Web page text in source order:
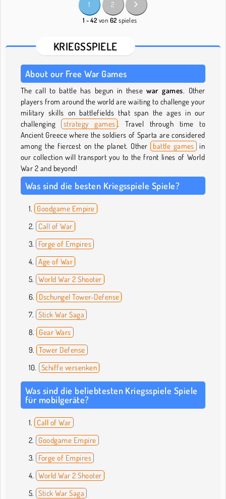
1 2
1 - 42 von 62 spieles
KRIEGSSPIELE
About our Free War Games
The call to battle has begun in thesewar games. Other
players from around the world are waiting to challenge your
military skills on battlefields that span the ages in our
challenging
strategy games . Travel through time to
Ancient Greece where the soldiers of Sparta are considered
among the fiercest on the planet. Other
battle games in
our collection will transport you to the front lines of World
War 2 and beyond!
Was sind die besten Kriegsspiele Spiele?
Goodgame Empire
Call of War
Forge of Empires
Age of War
World War 2 Shooter
Dschungel Tower-Defense
Stick War Saga
Gear Wars
Tower Defense
Schiffe versenken
Was sind die beliebtesten Kriegsspiele Spiele
für mobilgeräte?
Call of War
Goodgame Empire
Forge of Empires
World War 2 Shooter
Stick War Saga